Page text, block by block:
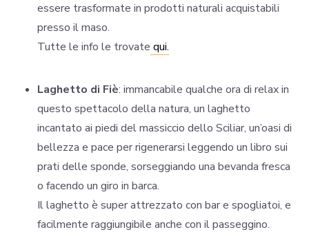
essere trasformate in prodotti naturali acquistabili
presso il maso.
Tutte le info le trovate qui.
Laghetto di Fiè: immancabile qualche ora di relax in
questo spettacolo della natura, un laghetto
incantato ai piedi del massiccio dello Sciliar, un’oasi di
bellezza e pace per rigenerarsi leggendo un libro sui
prati delle sponde, sorseggiando una bevanda fresca
o facendo un giro in barca.
Il laghetto è super attrezzato con bar e spogliatoi, e
facilmente raggiungibile anche con il passeggino.